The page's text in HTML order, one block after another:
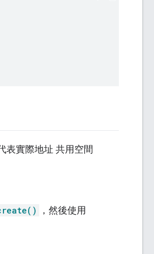
表實際地址 共用空間
，然後使用